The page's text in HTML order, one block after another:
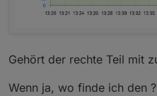
Gehört der rechte Teil mit
Wenn ja, wo finde ich den ?